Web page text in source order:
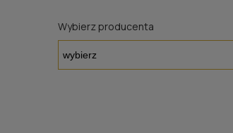
Wybierz producenta